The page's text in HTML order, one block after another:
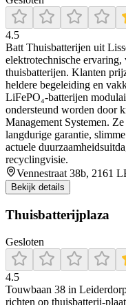
4.5
Batt Thuisbatterijen uit
elektrotechnische
thuisbatterijen. Klanten
heldere begeleiding en
LiFePO₄‑batterijen
ondersteund worden door
Management Systemen.
langdurige garantie,
actuele
recyclingvisie.
Vennestraat 38b, 2161
Bekijk details
Thuisbatterijplaza
Gesloten
4.5
Touwbaan 38 in
richten op thuisbatterij-